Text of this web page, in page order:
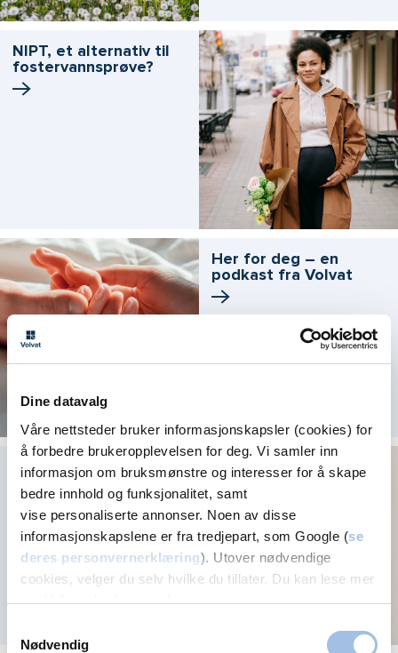
Dine datavalg
Våre nettsteder bruker informasjonskapsler (cookies) for
å forbedre brukeropplevelsen for deg. Vi samler inn
informasjon om bruksmønstre og interesser for å skape
bedre innhold og funksjonalitet, samt
vise personaliserte annonser. Noen av disse
informasjonskapslene er fra tredjepart, som Google (se
deres personvernerklæring). Utover nødvendige
cookies, velger du selv hvilke du tillater. Du kan lese mer
om Volvats bruk av cookies ivår personvernerklæring.
Nødvendig
NIPT, et alternativ til
fostervannsprøve?
Her for deg – en
podkast fra Volvat
Få umiddelbar hjelp
med skumle føflekker